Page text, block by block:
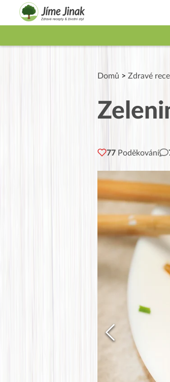
Domů > Zdravé
77 Poděkování